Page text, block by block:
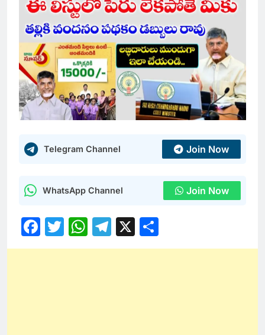
Telegram Channel Join Now
WhatsApp Channel Join Now
Facebook
Twitter
WhatsApp
Telegram
X